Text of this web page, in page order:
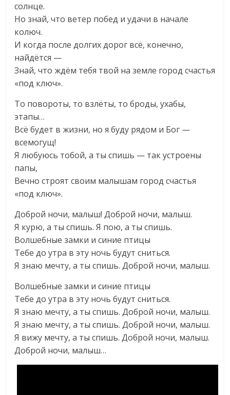
солнце.
Но знай, что ветер побед и удачи в начале
колюч.
И когда после долгих дорог всё, конечно,
найдётся —
Знай, что ждём тебя твой на земле город счастья
«под ключ».
То повороты, то взлёты, то броды, ухабы,
этапы…
Всё будет в жизни, но я буду рядом и Бог —
всемогущ!
Я любуюсь тобой, а ты спишь — так устроены
папы,
Вечно строят своим малышам город счастья
«под ключ».
Доброй ночи, малыш! Доброй ночи, малыш.
Я курю, а ты спишь. Я пою, а ты спишь.
Волшебные замки и синие птицы
Тебе до утра в эту ночь будут сниться.
Я знаю мечту, а ты спишь. Доброй ночи, малыш.
Волшебные замки и синие птицы
Тебе до утра в эту ночь будут сниться.
Я знаю мечту, а ты спишь. Доброй ночи, малыш.
Я знаю мечту, а ты спишь. Доброй ночи, малыш.
Я вижу мечту, а ты спишь. Доброй ночи, малыш.
Доброй ночи, малыш…